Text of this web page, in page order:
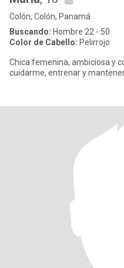
Colón, Colón, Panamá
Buscando: Hombre 22 - 50
Color de Cabello: Pelirrojo
Chica femenina, ambiciosa y
cuidarme, entrenar y